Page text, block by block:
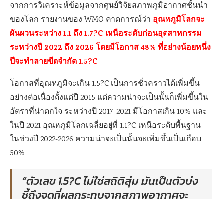
จากการวิเคราะห์ข้อมูลจากศูนย์วิจัยสภาพภูมิอากาศชั้นนำ
ของโลก รายงานของ WMO คาดการณ์ว่า อุณหภูมิโลกจะ
ผันผวนระหว่าง 1.1 ถึง 1.7?C เหนือระดับก่อนอุตสาหกรรม
ระหว่างปี 2022 ถึง 2026 โดยมีโอกาส 48% ที่อย่างน้อยหนึ่ง
ปีจะทำลายขีดจำกัด 1.5?C
โอกาสที่อุณหภูมิจะเกิน 1.5?C เป็นการชั่วคราวได้เพิ่มขึ้น
อย่างต่อเนื่องตั้งแต่ปี 2015 แต่ความน่าจะเป็นนั้นก็เพิ่มขึ้นใน
อัตราที่น่าตกใจ ระหว่างปี 2017-2021 มีโอกาสเกิน 10% และ
ในปี 2021 อุณหภูมิโลกเฉลี่ยอยู่ที่ 1.1?C เหนือระดับพื้นฐาน
ในช่วงปี 2022-2026 ความน่าจะเป็นนั้นจะเพิ่มขึ้นเป็นเกือบ
50%
“ตัวเลข 1.5?C ไม่ใช่สถิติสุ่ม มันเป็นตัวบ่ง
ชี้ถึงจุดที่ผลกระทบจากสภาพอากาศจะ